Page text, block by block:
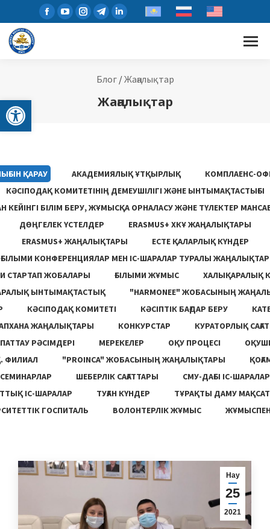
Open toolbar
Блог/Жаңалықтар
Жаңалықтар
ҚАРАУ АКАДЕМИЯЛЫҚ ҰТҚЫРЛЫҚ
КОМПЛАЕНС-
КӘСІПОДАҚ КОМИТЕТІНІҢ ДЕМЕУШІЛІГІ ЖӘНЕ ЫНТЫМАҚТАСТЫҒЫ
КЕЙІНГІ БІЛІМ БЕРУ, ЖҰМЫСҚА ОРНАЛАСУ ЖƏНЕ ТҮЛЕКТЕР
ДӨҢГЕЛЕК ҮСТЕЛДЕР
ERASMUS+ ХКҰ ЖАҢАЛЫҚТАРЫ
ERASMUS+ ЖАҢАЛЫҚТАРЫ
ЕСТЕ ҚАЛАРЛЫҚ КҮНДЕР
ҒЫЛЫМИ КОНФЕРЕНЦИЯЛАР МЕН ІС-ШАРАЛАР ТУРАЛЫ ЖАҢАЛЫҚТАР
СТАРТАП ЖОБАЛАРЫ
ҒЫЛЫМИ ЖҰМЫС
ХАЛЫҚАРАЛЫҚ
ЫНТЫМАҚТАСТЫҚ
"HARMONEE" ЖОБАСЫНЫҢ
КӘСІПОДАҚ КОМИТЕТІ КӘСІПТІК БАҒДАР БЕРУ
ЖАҢАЛЫҚТАРЫ
КОНКУРСТАР
КУРАТОРЛЫҚ
РӘСІМДЕРІ
МЕРЕКЕЛЕР ОҚУ ПРОЦЕСІ
ФИЛИАЛ
"PROINCA" ЖОБАСЫНЫҢ ЖАҢАЛЫҚТАРЫ
СЕМИНАРЛАР
ШЕБЕРЛІК САҒАТТАРЫ
СМУ-ДАҒЫ ІС-ШАРАЛАР
ІС-ШАРАЛАР
ТУҒАН КҮНДЕР
ТҰРАҚТЫ ДАМУ
ГОСПИТАЛЬ
ВОЛОНТЕРЛІК ЖҰМЫС
Нау
25
2021